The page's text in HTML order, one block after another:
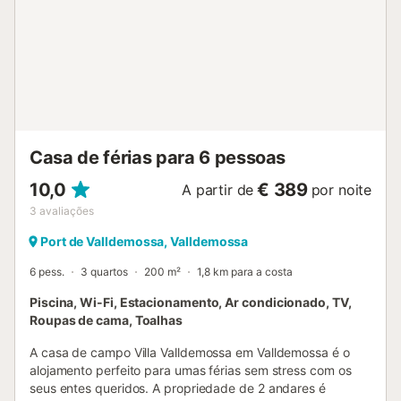
Casa de férias para 6 pessoas
10,0
3 avaliações
A partir de € 389 por noite
Port de Valldemossa, Valldemossa
6 pess. 3 quartos 200 m² 1,8 km para a costa
Piscina, Wi-Fi, Estacionamento, Ar condicionado, TV,
Roupas de cama, Toalhas
A casa de campo Villa Valldemossa em Valldemossa é o
alojamento perfeito para umas férias sem stress com os
seus entes queridos. A propriedade de 2 andares é